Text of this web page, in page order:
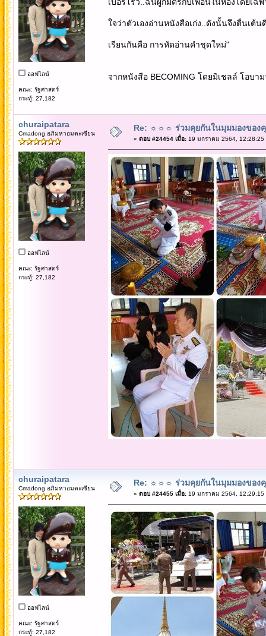
ออฟไลน์
คณะ: รัฐศาสตร์
กระทู้: 27,182
ใจว่าตัวเองอ่านหนังสือเก่ง..ดังนั้นจึงตื่นเต้
เรียนกันคือ การหัดอ่านคำชุดใหม่"
จากหนังสือ BECOMING โดยมิเชลล์ โอบาม
churaipatara
Cmadong อภิมหาอมตะเซียน
ออฟไลน์
คณะ: รัฐศาสตร์
กระทู้: 27,182
Re: ☼☼☼ ร่วมคุยกันในมุมมองของ
« ตอบ #24454 เมื่อ:19 มกราคม 2564, 12:28:25
churaipatara
Cmadong อภิมหาอมตะเซียน
ออฟไลน์
คณะ: รัฐศาสตร์
กระทู้: 27,182
Re: ☼☼☼ ร่วมคุยกันในมุมมองของ
« ตอบ #24455 เมื่อ:19 มกราคม 2564, 12:29:15